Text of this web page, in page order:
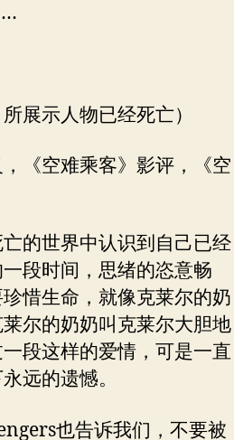
展示人物已经死亡）
《空难乘客》影评，《空
的世界中认识到自己已经
段时间，思绪的恣意畅
惜生命，就像克莱尔的奶
尔的奶奶叫克莱尔大胆地
段这样的爱情，可是一直
远的遗憾。
也告诉我们，不要被